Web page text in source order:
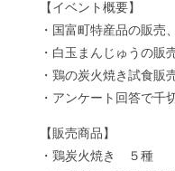
【イベント概要】
・国富町特産品の販売
・白玉まんじゅうの販
・鶏の炭火焼き試食販
・アンケート回答で千
【販売商品】
・鶏炭火焼き ５種